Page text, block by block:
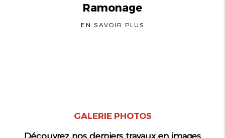
Ramonage
EN SAVOIR PLUS
GALERIE PHOTOS
Découvrez nos derniers travaux en images